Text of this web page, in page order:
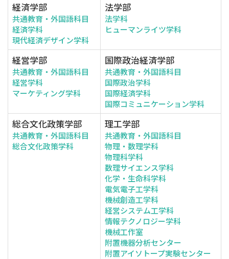
経済学部
共通教育・外国語科目
経済学科
現代経済デザイン学科
法学部
法学科
ヒューマンライツ学科
経営学部
共通教育・外国語科目
経営学科
マーケティング学科
国際政治経済学部
共通教育・外国語科目
国際政治学科
国際経済学科
国際コミュニケーション学科
総合文化政策学部
共通教育・外国語科目
総合文化政策学科
理工学部
共通教育・外国語科目
物理・数理学科
物理科学科
数理サイエンス学科
化学・生命科学科
電気電子工学科
機械創造工学科
経営システム工学科
情報テクノロジー学科
機械工作室
附置機器分析センター
附置アイソトープ実験センター